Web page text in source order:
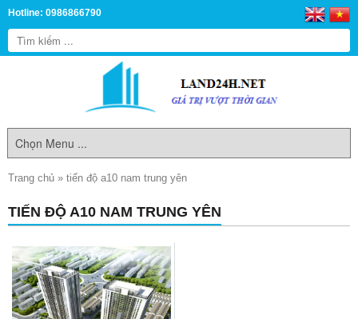
Hotline: 0986866790
Trang chủ » tiến độ a10 nam trung yên
TIẾN ĐỘ A10 NAM TRUNG YÊN